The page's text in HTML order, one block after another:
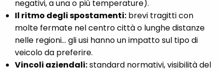
negativi, a una o più temperature).
Il ritmo degli spostamenti: brevi tragitti con
molte fermate nel centro città o lunghe distanze
nelle regioni... gli usi hanno un impatto sul tipo di
veicolo da preferire.
Vincoli aziendali:standard normativi, visibilità del